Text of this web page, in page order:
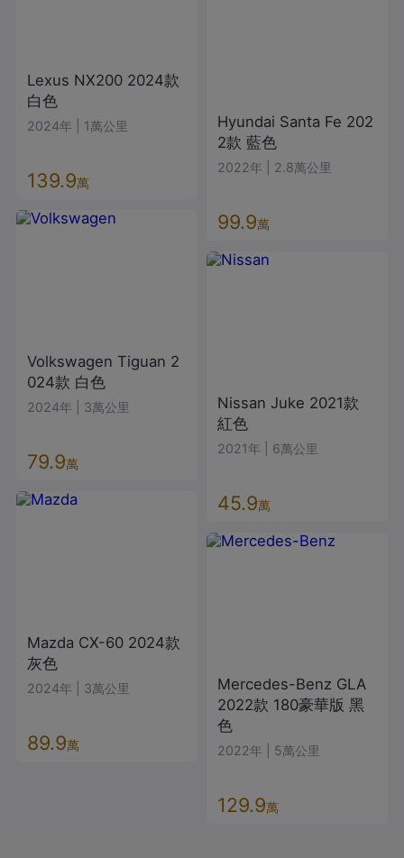
Lexus NX200 2024款
白色
2024年 1萬公里
139.9萬
Volkswagen Tiguan 2
024款 白色
2024年 3萬公里
79.9萬
Mazda CX-60 2024款
灰色
2024年 3萬公里
89.9萬
Hyundai Santa Fe 202
2款 藍色
2022年 2.8萬公里
99.9萬
Nissan Juke 2021款
紅色
2021年 6萬公里
45.9萬
Mercedes-Benz GLA
2022款 180豪華版 黑
色
2022年 5萬公里
129.9萬